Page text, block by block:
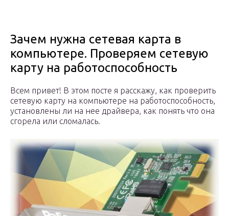
Зачем нужна сетевая карта в
компьютере. Проверяем сетевую
карту на работоспособность
Всем привет! В этом посте я расскажу, как проверить
сетевую карту на компьютере на работоспособность,
установлены ли на нее драйвера, как понять что она
сгорела или сломалась.